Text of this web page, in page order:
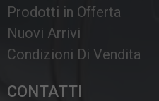
Prodotti in Offerta
Nuovi Arrivi
Condizioni Di Vendita
CONTATTI